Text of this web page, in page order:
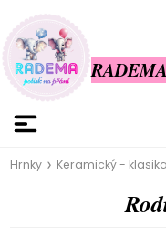
Hrnky Keramický -